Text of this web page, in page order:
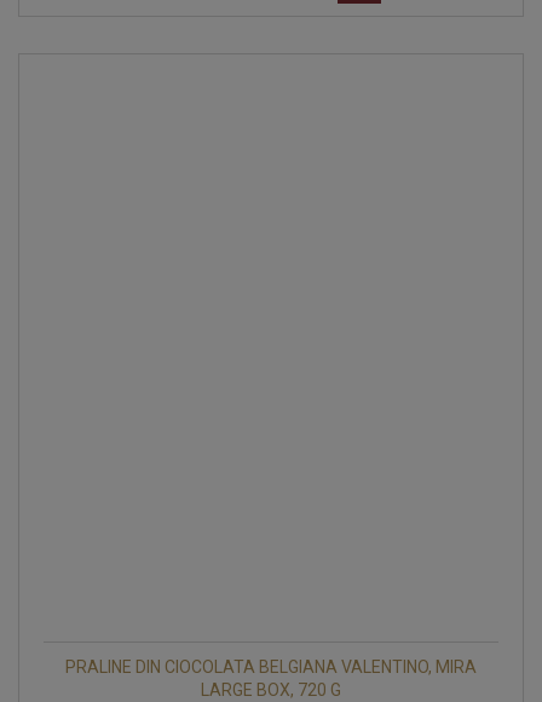
PRALINE DIN CIOCOLATA BELGIANA VALENTINO, MIRA
LARGE BOX, 720 G